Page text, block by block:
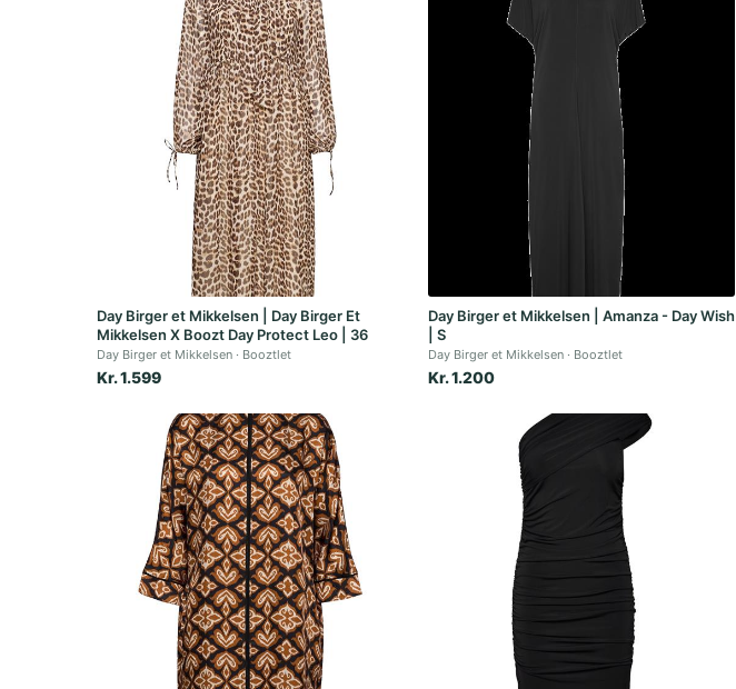
Day Birger et Mikkelsen | Day Birger Et
Mikkelsen X Boozt Day Protect Leo | 36
Day Birger et Mikkelsen Booztlet
Kr. 1.599
Day Birger et Mikkelsen | Amanza - Day Wish
| S
Day Birger et Mikkelsen Booztlet
Kr. 1.200